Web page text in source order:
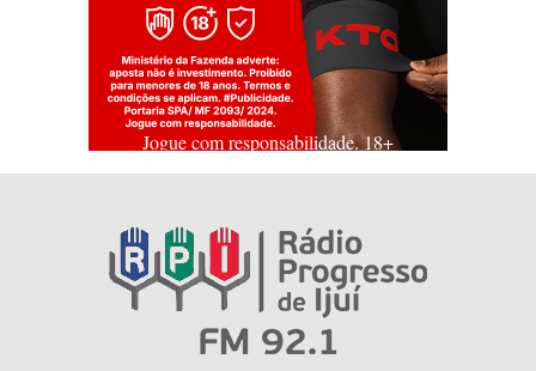
Jogue com responsabilidade. 18+